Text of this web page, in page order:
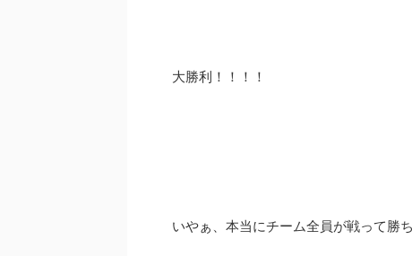
大勝利！！！！
いやぁ、本当にチーム全員が戦って勝